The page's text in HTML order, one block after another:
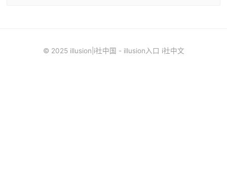
© 2025 illusion|i社中国 - illusion入口 i社中文